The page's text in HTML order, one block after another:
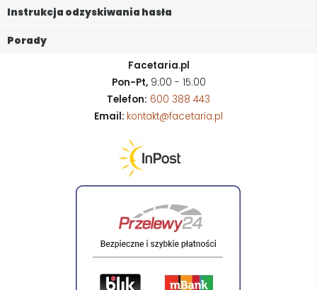
Instrukcja odzyskiwania hasła
Porady
Facetaria.pl
Pon-Pt,9:00 - 15:00
Telefon: 600 388 443
Email: kontakt@facetaria.pl